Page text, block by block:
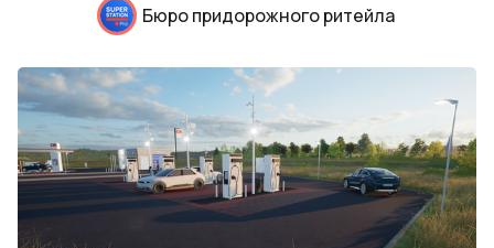
Дизайн и проектирование
Консалтинг и обучение
Блог
События
Контакты
Бюро придорожного ритейла